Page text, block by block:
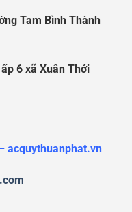
ng Tam Bình Thành
ấp 6 xã Xuân Thới
acquythuanphat.vn